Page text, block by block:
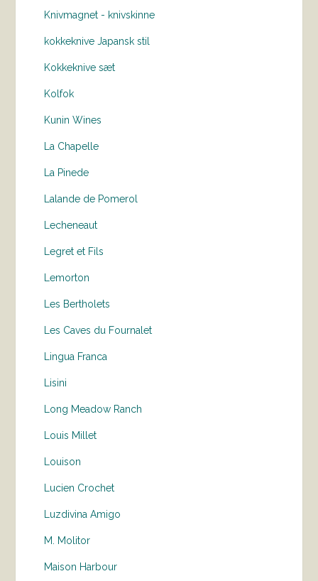
Knivmagnet - knivskinne
kokkeknive Japansk stil
Kokkeknive sæt
Kolfok
Kunin Wines
La Chapelle
La Pinede
Lalande de Pomerol
Lecheneaut
Legret et Fils
Lemorton
Les Bertholets
Les Caves du Fournalet
Lingua Franca
Lisini
Long Meadow Ranch
Louis Millet
Louison
Lucien Crochet
Luzdivina Amigo
M. Molitor
Maison Harbour